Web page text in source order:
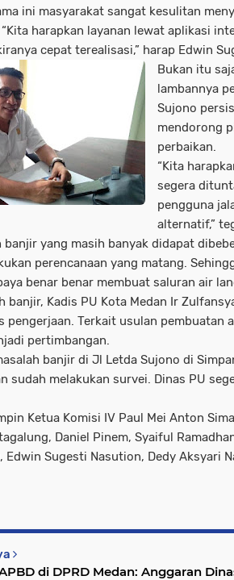
ini masyarakat sangat kesulitan
harapkan layanan lewat aplikasi
cepat terealisasi,” harap Edwin
Bukan itu
lambannya
Sujono
mendorong
perbaikan.
“Kita
segera
pengguna
alternatif,”
banjir yang masih banyak didapat
perencanaan yang matang.
benar benar membuat saluran air
banjir, Kadis PU Kota Medan Ir
pengerjaan. Terkait usulan pembuatan
pertimbangan.
banjir di Jl Letda Sujono di
sudah melakukan survei. Dinas PU
Ketua Komisi IV Paul Mei Anton
Daniel Pinem, Syaiful
Edwin Sugesti Nasution, Dedy Aksyari
Anggaran Dinas Pertanian dan Peternakan